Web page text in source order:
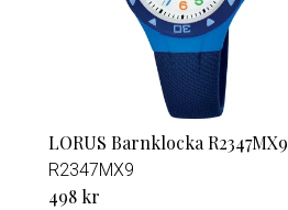
LORUS Barnklocka R2347MX9
R2347MX9
498 kr